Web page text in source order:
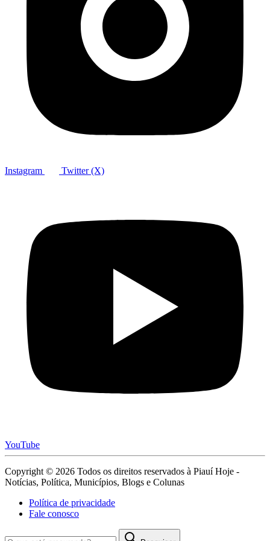
Instagram Twitter (X)
YouTube
Copyright © 2026 Todos os direitos reservados à Piauí Hoje -
Notícias, Política, Municípios, Blogs e Colunas
Política de privacidade
Fale conosco